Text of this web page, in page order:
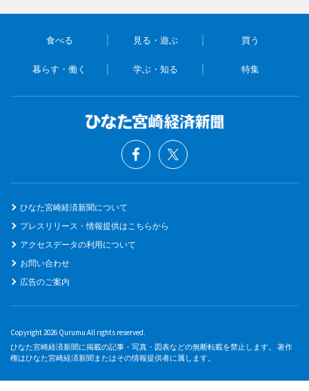
食べる 見る・遊ぶ 買う
暮らす・働く 学ぶ・知る 特集
ひなた宮崎経済新聞について
プレスリリース・情報提供はこちらから
アクセスデータの利用について
お問い合わせ
広告のご案内
Copyright 2026 Qurumu All rights reserved.
ひなた宮崎経済新聞に掲載の記事・写真・図表などの無断転載を禁止します。 著作
権はひなた宮崎経済新聞またはその情報提供者に属します。